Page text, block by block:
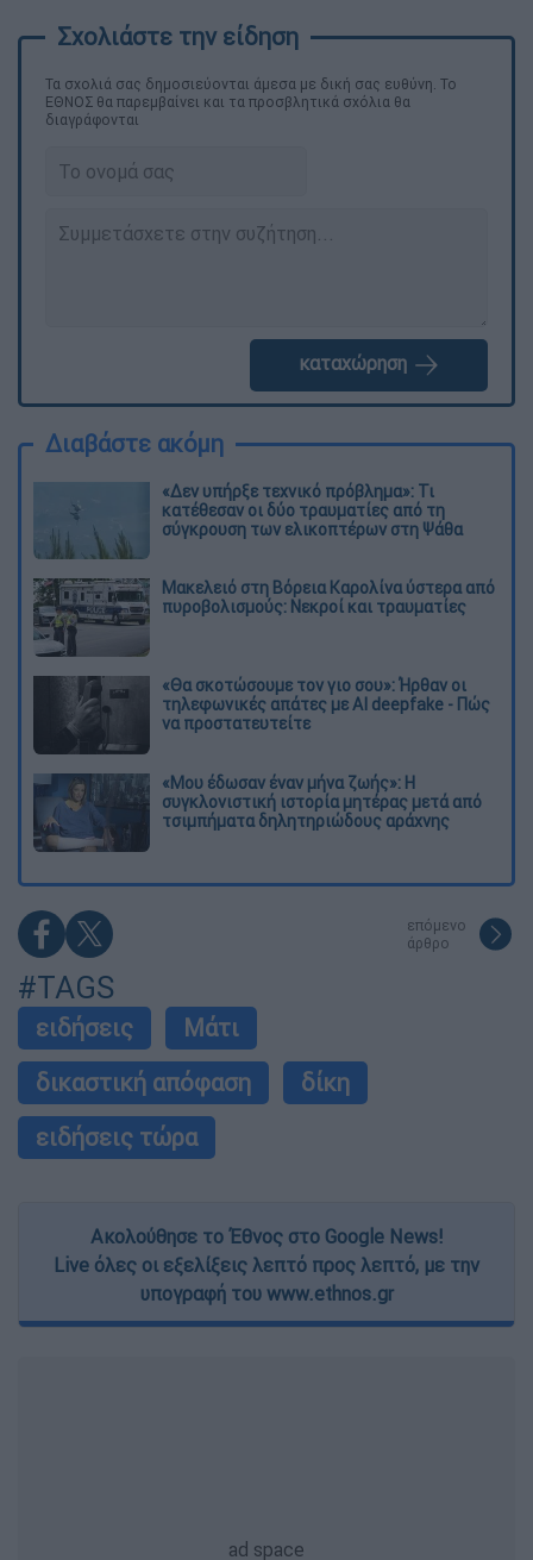
Τα σχολιά σας δημοσιεύονται άμεσα με δική σας ευθύνη. Το
ΕΘΝΟΣ θα παρεμβαίνει και τα προσβλητικά σχόλια θα
διαγράφονται
καταχώρηση
Διαβάστε ακόμη
«Δεν υπήρξε τεχνικό πρόβλημα»: Τι
κατέθεσαν οι δύο τραυματίες από τη
σύγκρουση των ελικοπτέρων στη Ψάθα
Μακελειό στη Βόρεια Καρολίνα ύστερα από
πυροβολισμούς: Νεκροί και τραυματίες
«Θα σκοτώσουμε τον γιο σου»: Ήρθαν οι
τηλεφωνικές απάτες με AI deepfake - Πώς
να προστατευτείτε
«Μου έδωσαν έναν μήνα ζωής»: Η
συγκλονιστική ιστορία μητέρας μετά από
τσιμπήματα δηλητηριώδους αράχνης
επόμενο
άρθρο
#TAGS
ειδήσεις
Μάτι
δικαστική απόφαση
δίκη
ειδήσεις τώρα
Ακολούθησε το Έθνος στο Google News!
Live όλες οι εξελίξεις λεπτό προς λεπτό, με την
υπογραφή του www.ethnos.gr